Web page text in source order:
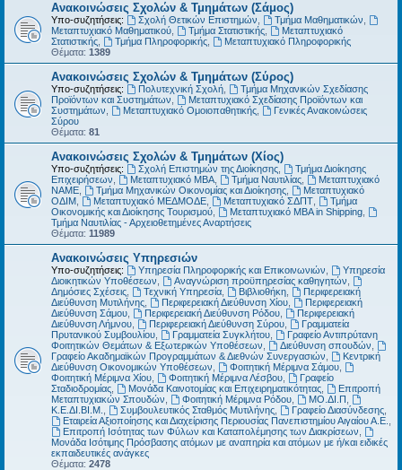
Ανακοινώσεις Σχολών & Τμημάτων (Σάμος)
Υπο-συζητήσεις: Σχολή Θετικών Επιστημών Τμήμα Μαθηματικών
Μεταπτυχιακό Μαθηματικού
Τμήμα Στατιστικής,
Μεταπτυχιακό
Στατιστικής
Τμήμα Πληροφορικής,
Μεταπτυχιακό Πληροφορικής
Θέματα: 1389
Ανακοινώσεις Σχολών & Τμημάτων (Σύρος)
Υπο-συζητήσεις: Πολυτεχνική Σχολή,
Τμήμα Μηχανικών Σχεδίασης
Προϊόντων και Συστημάτων
Μεταπτυχιακό Σχεδίασης Προϊόντων και
Συστημάτων
Μεταπτυχιακό Ομοιοπαθητικής,
Γενικές Ανακοινώσεις
Σύρου
Θέματα: 81
Ανακοινώσεις Σχολών & Τμημάτων (Χίος)
Υπο-συζητήσεις: Σχολή Επιστημών της Διοίκησης,
Τμήμα Διοίκησης
Επιχειρήσεων
Μεταπτυχιακό MBA, Τμήμα Ναυτιλίας,
Μεταπτυχιακό
ΝΑΜΕ
Τμήμα Μηχανικών Οικονομίας και Διοίκησης,
Μεταπτυχιακό
ΟΔΙΜ
Μεταπτυχιακό ΜΕΔΜΟΔΕ, Μεταπτυχιακό ΣΔΠΤ,
Τμήμα
Οικονομικής και Διοίκησης Τουρισμού
Μεταπτυχιακό MBA in Shipping,
Τμήμα Ναυτιλίας - Αρχειοθετημένες Αναρτήσεις
Θέματα: 11989
Ανακοινώσεις Υπηρεσιών
Υπο-συζητήσεις: Υπηρεσία Πληροφορικής και Επικοινωνιών
Υπηρεσία
Διοικητικών Υποθέσεων
Αναγνώριση προϋπηρεσίας καθηγητών
Δημόσιες Σχέσεις
Τεχνική Υπηρεσία, Βιβλιοθήκη,
Περιφερειακή
Διεύθυνση Μυτιλήνης
Περιφερειακή Διεύθυνση Χίου,
Περιφερειακή
Διεύθυνση Σάμου
Περιφερειακή Διεύθυνση Ρόδου,
Περιφερειακή
Διεύθυνση Λήμνου
Περιφερειακή Διεύθυνση Σύρου,
Γραμματεία
Πρυτανικού Συμβουλίου
Γραμματεία Συγκλήτου,
Γραφείο Αντιπρύτανη
Φοιτητικών Θεμάτων & Εξωτερικών Υποθέσεων
Διεύθυνση σπουδών
Γραφείο Ακαδημαϊκών Προγραμμάτων & Διεθνών Συνεργασιών
Κεντρική
Διεύθυνση Οικονομικών Υποθέσεων
Φοιτητική Μέριμνα Σάμου,
Φοιτητική Μέριμνα Χίου
Φοιτητική Μέριμνα Λέσβου,
Γραφείο
Σταδιοδρομίας
Μονάδα Καινοτομίας και Επιχειρηματικότητας,
Επιτροπή
Μεταπτυχιακών Σπουδών
Φοιτητική Μέριμνα Ρόδου, ΜΟ.ΔΙ.Π
Κ.Ε.ΔΙ.ΒΙ.Μ.
Συμβουλευτικός Σταθμός Μυτιλήνης, Γραφείο Διασύνδεσης,
Εταιρεία Αξιοποίησης και Διαχείρισης Περιουσίας Πανεπιστημίου Αιγαίου Α.Ε.
Επιτροπή Ισότητας των Φύλων και Καταπολέμησης των Διακρίσεων
Μονάδα Ισότιμης Πρόσβασης ατόμων με αναπηρία και ατόμων με ή/και ειδικές
εκπαιδευτικές ανάγκες
Θέματα: 2478